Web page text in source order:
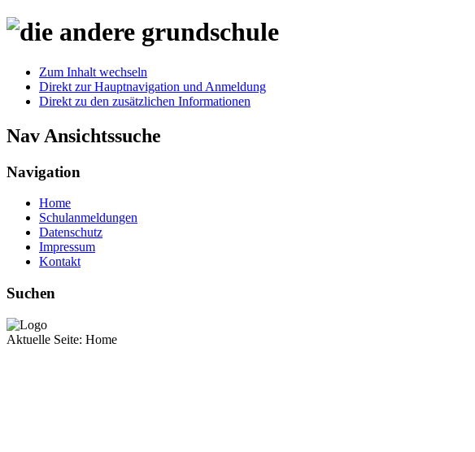
Zum Inhalt wechseln
Direkt zur Hauptnavigation und Anmeldung
Direkt zu den zusätzlichen Informationen
Nav Ansichtssuche
Navigation
Home
Schulanmeldungen
Datenschutz
Impressum
Kontakt
Suchen
Aktuelle Seite: Home